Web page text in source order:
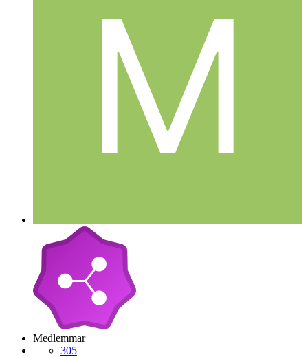
Medlemmar
305